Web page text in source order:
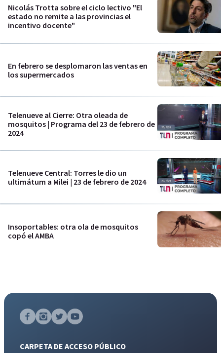
Nicolás Trotta sobre el ciclo lectivo "El
estado no remite a las provincias el
incentivo docente"
En febrero se desplomaron las ventas en
los supermercados
Telenueve al Cierre: Otra oleada de
mosquitos | Programa del 23 de febrero de
2024
Telenueve Central: Torres le dio un
ultimátum a Milei | 23 de febrero de 2024
Insoportables: otra ola de mosquitos
copó el AMBA
CARPETA DE ACCESO PÚBLICO